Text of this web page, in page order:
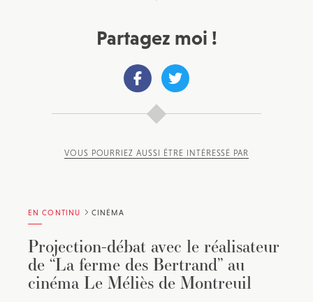
Partagez moi !
VOUS POURRIEZ AUSSI ÊTRE INTÉRESSÉ PAR
EN CONTINU CINÉMA
Projection-débat avec le réalisateur
de “La ferme des Bertrand” au
cinéma Le Méliès de Montreuil